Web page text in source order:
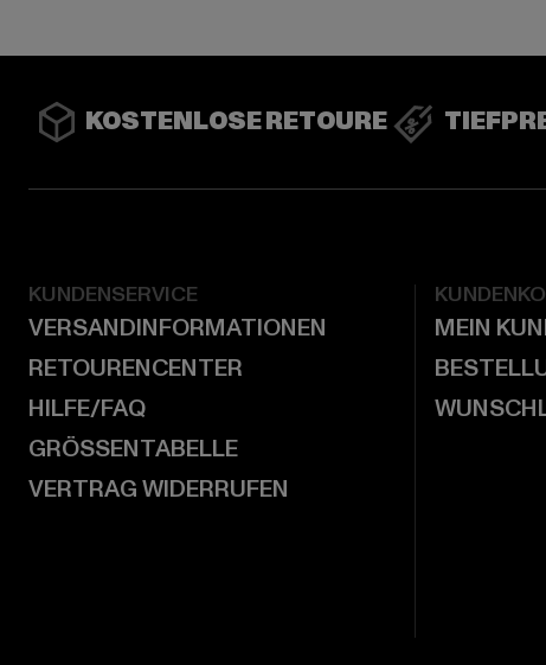
KOSTENLOSE RETOURE
KUNDENSERVICE
VERSANDINFORMATIONEN
RETOURENCENTER
HILFE/FAQ
GRÖSSENTABELLE
VERTRAG WIDERRUFEN
MEIN